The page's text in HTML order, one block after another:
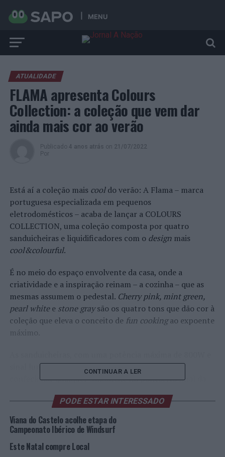
MENU
ATUALIDADE
FLAMA apresenta Colours
Collection: a coleção que vem dar
ainda mais cor ao verão
Publicado 4 anos atrás on 21/07/2022
Por
Está aí a coleção mais cooldo verão: A Flama – marca
portuguesa especializada em pequenos
eletrodomésticos – acaba de lançar a COLOURS
COLLECTION, uma coleção composta por quatro
sanduicheiras e liquidificadores com o design mais
cool&colourful.
É no meio do espaço envolvente da casa, onde a
criatividade e a inspiração reinam – a cozinha – que as
mesmas assumem o pedestal. Cherry pink, mint green,
pearl whitee stone graysão os quatro tons que dão cor à
coleção que eleva o conceito de fun cookingao expoente
máximo.
sinal luminoso de funcionamento, prometem
confecionar qualquer sanduíche no ponto. No final da
porque as placas são extraíveis e com revestimento
antiaderente e arrumação vertical. Mas ainda há mais. A
Flama não se esqueceu dos amantes dos
com qualquer uma destas sanduicheiras.
CONTINUAR A LER
PODE ESTAR INTERESSADO
Viana do Castelo acolhe etapa do
Campeonato Ibérico de Windsurf
Este Natal compre Local